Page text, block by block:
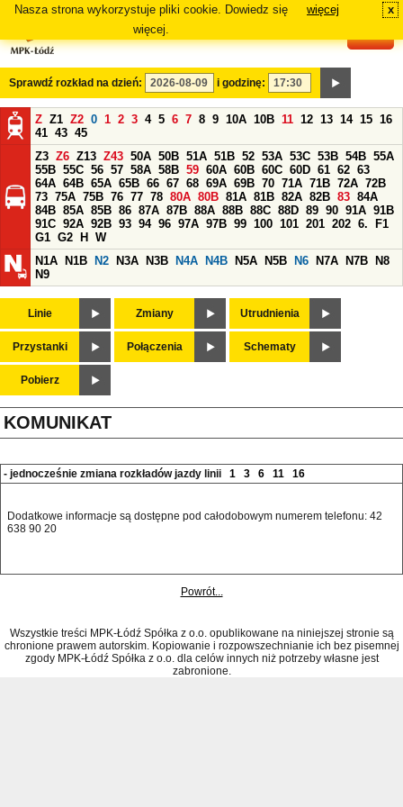
Nasza strona wykorzystuje pliki cookie. Dowiedz się
więcej.
więcej x
Sprawdź rozkład na dzień: i godzinę:
Z Z1 Z2 0 1 2 3 4 5 6 7 8 9 10A 10B 11 12 13 14 15 16
41 43 45
Z3 Z6 Z13 Z43 50A 50B 51A 51B 52 53A 53C 53B 54B 55A
55B 55C 56 57 58A 58B 59 60A 60B 60C 60D 61 62 63
64A 64B 65A 65B 66 67 68 69A 69B 70 71A 71B 72A 72B
73 75A 75B 76 77 78 80A 80B 81A 81B 82A 82B 83 84A
84B 85A 85B 86 87A 87B 88A 88B 88C 88D 89 90 91A 91B
91C 92A 92B 93 94 96 97A 97B 99 100 101 201 202 6.
F1
G1 G2 H
W
N1A
N1B N2 N3A N3B N4A N4B N5A N5B N6 N7A N7B
N8
N9
Linie Zmiany Utrudnienia
Przystanki Połączenia Schematy
Pobierz
KOMUNIKAT
- jednocześnie zmiana rozkładów jazdy linii 1 3 6 11 16
Dodatkowe informacje są dostępne pod całodobowym numerem telefonu: 42
638 90 20
Powrót...
Wszystkie treści MPK-Łódź Spółka z o.o. opublikowane na niniejszej stronie są
chronione prawem autorskim. Kopiowanie i rozpowszechnianie ich bez pisemnej
zgody MPK-Łódź Spółka z o.o. dla celów innych niż potrzeby własne jest
zabronione.